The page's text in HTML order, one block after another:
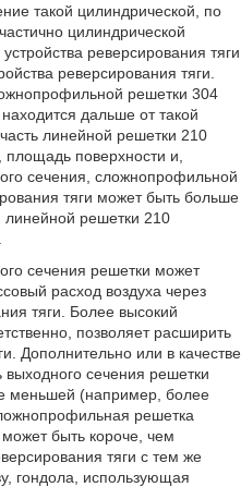
такой цилиндрической, по
цилиндрической
реверсирования тяги
реверсирования тяги.
решетки 304
дальше от такой
линейной решетки 210
площадь поверхности и,
сечения, сложнопрофильной
тяги может быть больше
решетки 210
сечения решетки может
расход воздуха через
тяги. Более высокий
позволяет расширить
Дополнительно или в качестве
сечения решетки
меньшей (например, более
решетка
может быть короче, чем
тяги с тем же
гондола, использующая